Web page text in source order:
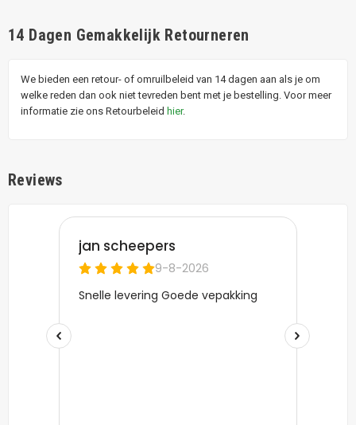
14 Dagen Gemakkelijk Retourneren
We bieden een retour- of omruilbeleid van 14 dagen aan als je om
welke reden dan ook niet tevreden bent met je bestelling. Voor meer
informatie zie ons Retourbeleid hier.
Reviews